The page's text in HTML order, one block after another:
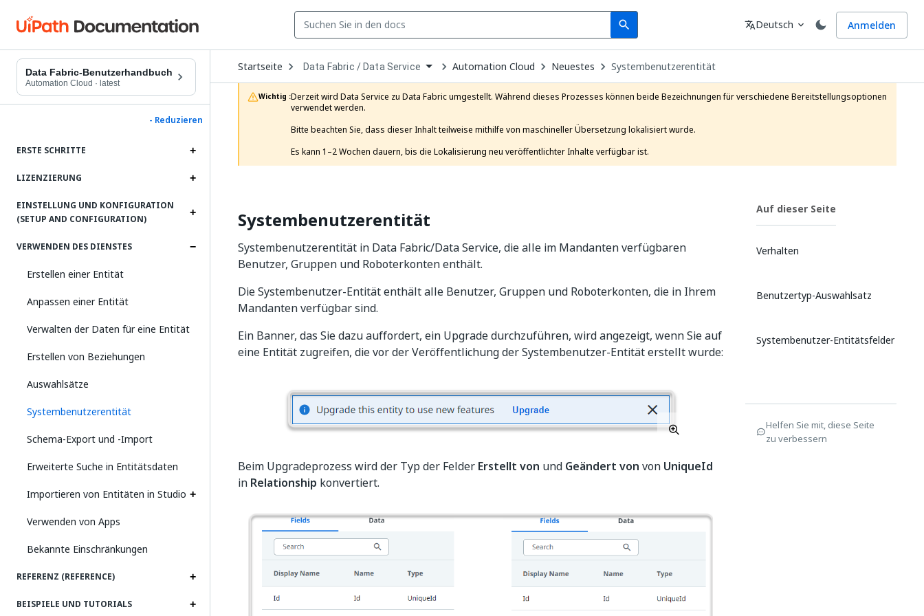
search
Search Sprache
translateDeutsch expand_more Anmelden
Data Fabric-Benutzerhandbuch
Automation Cloud · latest
- Reduzieren
ERSTE SCHRITTE
LIZENZIERUNG
EINSTELLUNG UND KONFIGURATION
(SETUP AND CONFIGURATION)
VERWENDEN DES DIENSTES
Erstellen einer Entität
Anpassen einer Entität
Verwalten der Daten für eine Entität
Erstellen von Beziehungen
Auswahlsätze
Systembenutzerentität
Schema-Export und -Import
Erweiterte Suche in Entitätsdaten
Importieren von Entitäten in Studio
Verwenden von Apps
Bekannte Einschränkungen
REFERENZ (REFERENCE)
BEISPIELE UND TUTORIALS
Startseite Open
Dropdown
to
choose
product
Data Fabric / Data Service Automation Cloud Neuestes Systembenutzerentität
Wichtig :Derzeit wird Data Service zu Data Fabric umgestellt. Während dieses Prozesses können beide Bezeichnungen für verschiedene Bereitstellungsoptionen
verwendet werden.
Bitte beachten Sie, dass dieser Inhalt teilweise mithilfe von maschineller Übersetzung lokalisiert wurde.
Es kann 1–2 Wochen dauern, bis die Lokalisierung neu veröffentlichter Inhalte verfügbar ist.
Systembenutzerentität
Systembenutzerentität in Data Fabric/Data Service, die alle im Mandanten verfügbaren
Benutzer, Gruppen und Roboterkonten enthält.
Die Systembenutzer-Entität enthält alle Benutzer, Gruppen und Roboterkonten, die in Ihrem
Mandanten verfügbar sind.
Ein Banner, das Sie dazu auffordert, ein Upgrade durchzuführen, wird angezeigt, wenn Sie auf
eine Entität zugreifen, die vor der Veröffentlichung der Systembenutzer-Entität erstellt wurde:
Beim Upgradeprozess wird der Typ der Felder Erstellt von und Geändert von von UniqueId
in Relationship konvertiert.
Auf dieser Seite
Verhalten
Benutzertyp-Auswahlsatz
Systembenutzer-Entitätsfelder
Helfen Sie mit, diese Seite
zu verbessern